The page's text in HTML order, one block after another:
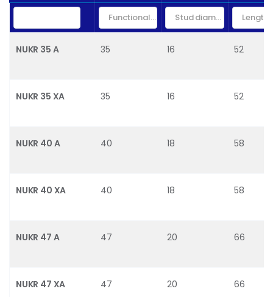
NUKR 35 A 35 16 52
NUKR 35 XA 35 16 52
NUKR 40 A 40 18 58
NUKR 40 XA 40 18 58
NUKR 47 A 47 20 66
NUKR 47 XA 47 20 66